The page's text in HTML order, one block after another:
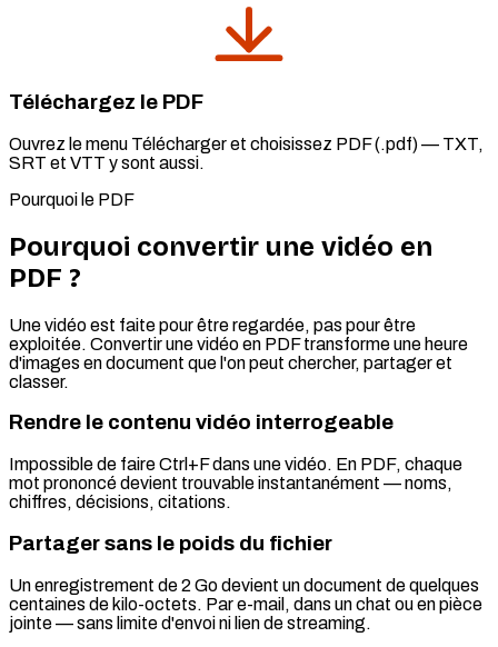
Téléchargez le PDF
Ouvrez le menu Télécharger et choisissez PDF (.pdf) — TXT,
SRT et VTT y sont aussi.
Pourquoi le PDF
Pourquoi convertir une vidéo en
PDF ?
Une vidéo est faite pour être regardée, pas pour être
exploitée. Convertir une vidéo en PDF transforme une heure
d'images en document que l'on peut chercher, partager et
classer.
Rendre le contenu vidéo interrogeable
Impossible de faire Ctrl+F dans une vidéo. En PDF, chaque
mot prononcé devient trouvable instantanément — noms,
chiffres, décisions, citations.
Partager sans le poids du fichier
Un enregistrement de 2 Go devient un document de quelques
centaines de kilo-octets. Par e-mail, dans un chat ou en pièce
jointe — sans limite d'envoi ni lien de streaming.